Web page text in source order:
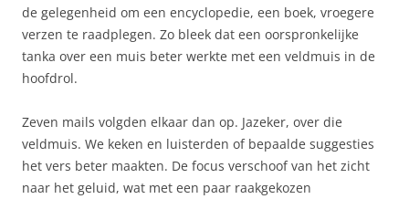
de gelegenheid om een encyclopedie, een boek, vroegere
verzen te raadplegen. Zo bleek dat een oorspronkelijke
tanka over een muis beter werkte met een veldmuis in de
hoofdrol.
Zeven mails volgden elkaar dan op. Jazeker, over die
veldmuis. We keken en luisterden of bepaalde suggesties
het vers beter maakten. De focus verschoof van het zicht
naar het geluid, wat met een paar raakgekozen